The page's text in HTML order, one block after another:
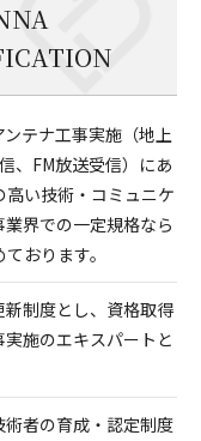
テナ工事実施（地上
、FM放送受信）にあ
い技術・コミュニケ
界での一定規格なら
おります。
制度とし、資格取得
施のエキスパートと
者の育成・認定制度